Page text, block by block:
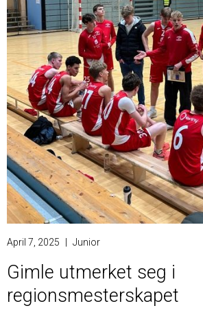
April 7, 2025 Junior
Gimle utmerket seg i
regionsmesterskapet